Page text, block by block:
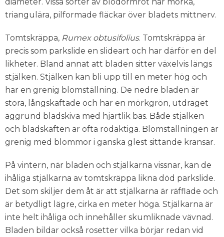
triangulära, pilformade fläckar över bladets mittnerv.
Tomtskräppa, Rumex obtusifolius. Tomtskräppa är
precis som parkslide en slideart och har därför en del
likheter. Bland annat att bladen sitter växelvis längs
stjälken. Stjälken kan bli upp till en meter hög och
har en grenig blomställning. De nedre bladen är
stora, långskaftade och har en mörkgrön, utdraget
äggrund bladskiva med hjärtlik bas. Både stjälken
och bladskaften är ofta rödaktiga. Blomställningen är
grenig med blommor i ganska glest sittande kransar.
På vintern, när bladen och stjälkarna vissnar, kan de
ihåliga stjälkarna av tomtskräppa likna död parkslide.
Det som skiljer dem åt är att stjälkarna är räfflade och
är betydligt lägre, cirka en meter höga. Stjälkarna är
inte helt ihåliga och innehåller skumliknade vävnad.
Bladen bildar också rosetter vilka börjar redan vid